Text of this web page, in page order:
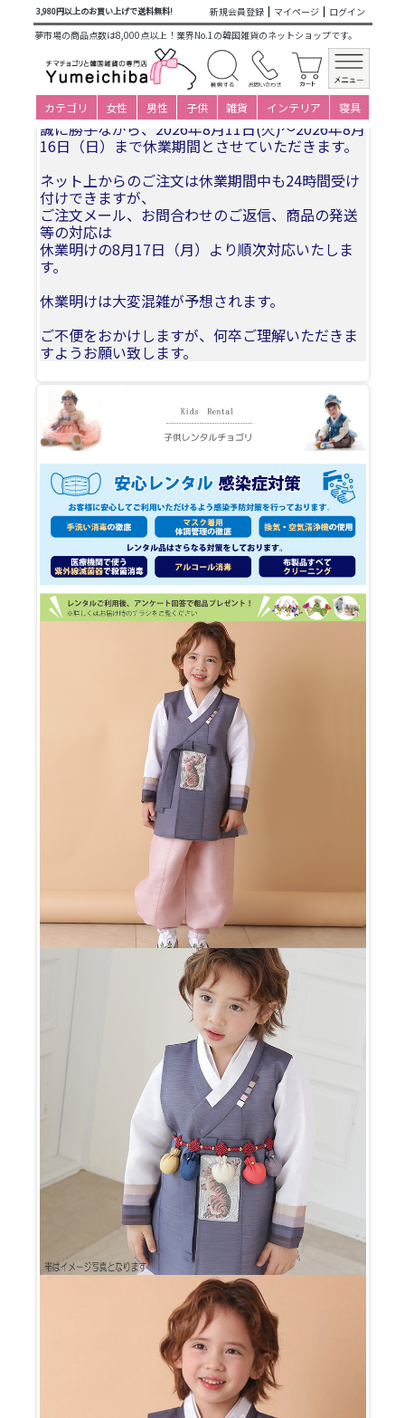
3,980円以上のお買い上げで送料無料! 新規会員登録 マイページ
ログイン
夢市場の商品点数は8,000点以上！業界No.1の韓国雑貨のネットショップです。
カテゴリ 女性 男性 子供 雑貨 インテリア 寝具
商品カテゴリ一覧>仕立て済み衣装(子ども用レンタル) >男の
子レンタルパジチョゴリ> 子供レンタルチョゴリ・男の子用
No92身長120～129cm前後 8号サイズ(目安年令7-8才)
夏季休業についてお知らせ
誠に勝手ながら、2026年8月11日(火)〜2026年8月
16日（日）まで休業期間とさせていただきます。
ネット上からのご注文は休業期間中も24時間受け
付けできますが、
ご注文メール、お問合わせのご返信、商品の発送
等の対応は
休業明けの8月17日（月）より順次対応いたしま
す。
休業明けは大変混雑が予想されます。
ご不便をおかけしますが、何卒ご理解いただきま
すようお願い致します。